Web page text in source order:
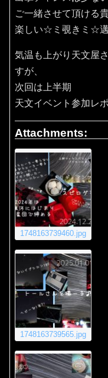
ご一緒させて頂ける
楽しい☆ミ覗きミ☆
気温も上がり天文屋
すが、
次回は上半期
天文イベント参加レ
Attachments:
1748163739460.jpg
1748163739565.jpg